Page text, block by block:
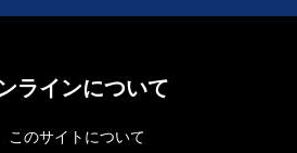
ラインについて
このサイトについて